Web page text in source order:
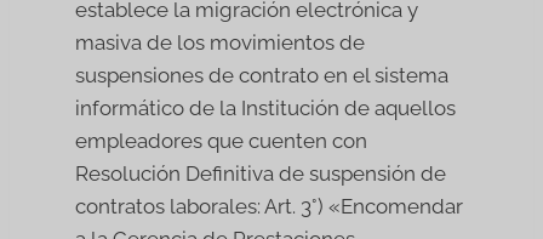
establece la migración electrónica y
masiva de los movimientos de
suspensiones de contrato en el sistema
informático de la Institución de aquellos
empleadores que cuenten con
Resolución Definitiva de suspensión de
contratos laborales: Art. 3°) «Encomendar